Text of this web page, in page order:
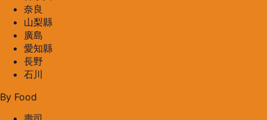
奈良
山梨縣
廣島
愛知縣
長野
石川
By Food